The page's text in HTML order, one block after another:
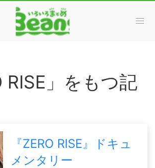
RISE」をもつ記
『ZERO RISE』ドキュ
メンタリー